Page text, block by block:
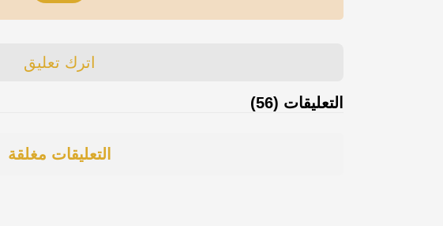
اترك تعليق
التعليقات (56)
التعليقات مغلقة